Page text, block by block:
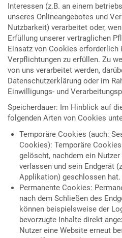
Interessen (z.B. an einem
unseres Onlineangebotes und
Nutzbarkeit) verarbeitet oder,
Erfüllung unserer vertraglichen
Einsatz von Cookies erforderlich
Verpflichtungen zu erfüllen. Zu
von uns verarbeitet werden,
Datenschutzerklärung oder im
Einwilligungs- und
Speicherdauer: Im Hinblick auf
folgenden Arten von Cookies
Temporäre Cookies (auch:
Cookies): Temporäre
gelöscht, nachdem ein
verlassen und sein Endgerät
Applikation) geschlossen hat.
Permanente Cookies:
nach dem Schließen des
können beispielsweise der
bevorzugte Inhalte direkt
Nutzer eine Website erneut